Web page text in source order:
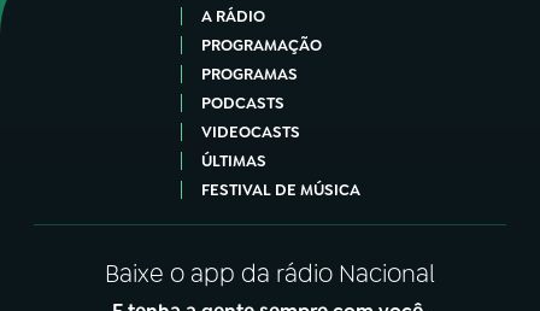
A RÁDIO
PROGRAMAÇÃO
PROGRAMAS
PODCASTS
VIDEOCASTS
ÚLTIMAS
FESTIVAL DE MÚSICA
Baixe o app da rádio Nacional